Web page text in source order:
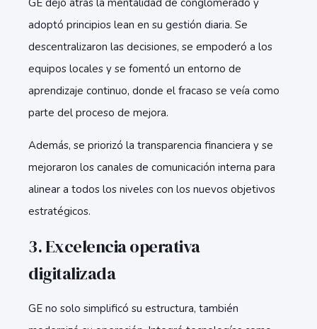
GE dejó atrás la mentalidad de conglomerado y
adoptó principios lean en su gestión diaria. Se
descentralizaron las decisiones, se empoderó a los
equipos locales y se fomentó un entorno de
aprendizaje continuo, donde el fracaso se veía como
parte del proceso de mejora.
Además, se priorizó la transparencia financiera y se
mejoraron los canales de comunicación interna para
alinear a todos los niveles con los nuevos objetivos
estratégicos.
3. Excelencia operativa
digitalizada
GE no solo simplificó su estructura, también